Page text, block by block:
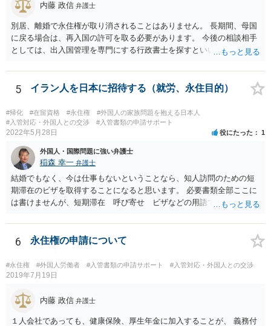
内藤 政信 弁護士
別居、離婚で永住権が取り消されることはありません。 長期間、母国
に戻る場合は、再入国の許可を取る必要があります。 今後の相談相手
としては、出入国管理を専門にする行政書士を探すといいでしょう。
5 イラン人を日本に招待する（就労、永住目的）
#帰化 #在留資格 #永住権
#外国人の家族問題を抱える日本人
#入管対応・外国人との交渉
#入管書類の申請サポート
2022年5月28日 役にたった 1
外国人・国際問題に強い弁護士
稲森 幸一 弁護士
結婚でもなく、今は仕事もないということなら、知人訪問のための短
期滞在のビザを取得することになると思います。 必要書類全部ここに
は書けませんが、短期滞在 呼び寄せ ビザなどの用語で検索すると
す。 それらを揃えて、イランにある日本大使館ににビザを申請するこ
とになります。 期間は通常９０日、３０日、あるいは１５日ですが、
今はコロナもあり刻々と状況が変わっているので、事前に外務省や大
使館に問い合わせたほうがいいかもしれません。ネットでの情報収集
もしたほうがいいと思います
6 永住権の申請について
#永住権 #外国人労働者 #入管書類の申請サポート #入管対応・外国人との交渉
2019年7月19日
内藤 政信 弁護士
１人会社であっても、健康保険、厚生年金に加入することが、 義務付